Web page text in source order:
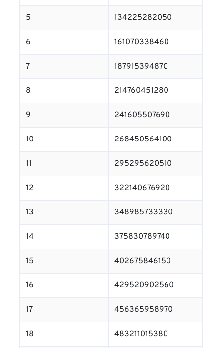
5 134225282050
6 161070338460
7 187915394870
8 214760451280
9 241605507690
10 268450564100
11 295295620510
12 322140676920
13 348985733330
14 375830789740
15 402675846150
16 429520902560
17 456365958970
18 483211015380